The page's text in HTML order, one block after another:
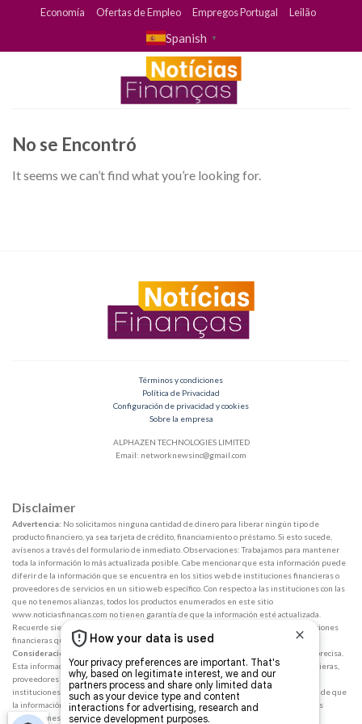
content
Economía Ofertas de Empleo Empregos Portugal Leilão
Spanish ▼
No se Encontró
It seems we can’t find what you’re looking for.
Términos y condiciones
Política de Privacidad
Configuración de privacidad y cookies
Sobre la empresa
ALPHAZEN TECHNOLOGIES LIMITED
Email: networknewsinc@gmail.com
Disclaimer
Advertencia: No solicitamos ninguna cantidad de dinero para liberar ningún tipo de
producto financiero, ya sea tarjeta de crédito, financiamiento o préstamo. Si esto sucede,
avísenos a través del formulario de inmediato. Observaciones: Trabajamos para mantener
toda la información lo más actualizada posible. Cabe mencionar que esta información puede
diferir de la información que se encuentra en los sitios web de instituciones financieras o
proveedores de servicios en un sitio web específico. Con respecto a las instituciones con las
que no tenemos alianzas, todos los productos enumerados en este sitio
www.noticiasfinancas.com no tienen garantía de que la información esté actualizada.
Recuerde siempre leer los términos de uso y los términos de compra de las instituciones
financieras que elija.
Consideraciones:
Nos esforzamos por mantener toda la información actualizada y precisa.
Esta información puede diferir de lo que ve en los sitios web de instituciones financieras,
proveedores de servicios o un sitio web para productos específicos. En el caso de
instituciones no asociadas, todos los productos financieros se presentan sin garantía de que
la información esté actualizada. Siempre que elija su oferta, lea las condiciones de las
instituciones financieras y los términos de compra.